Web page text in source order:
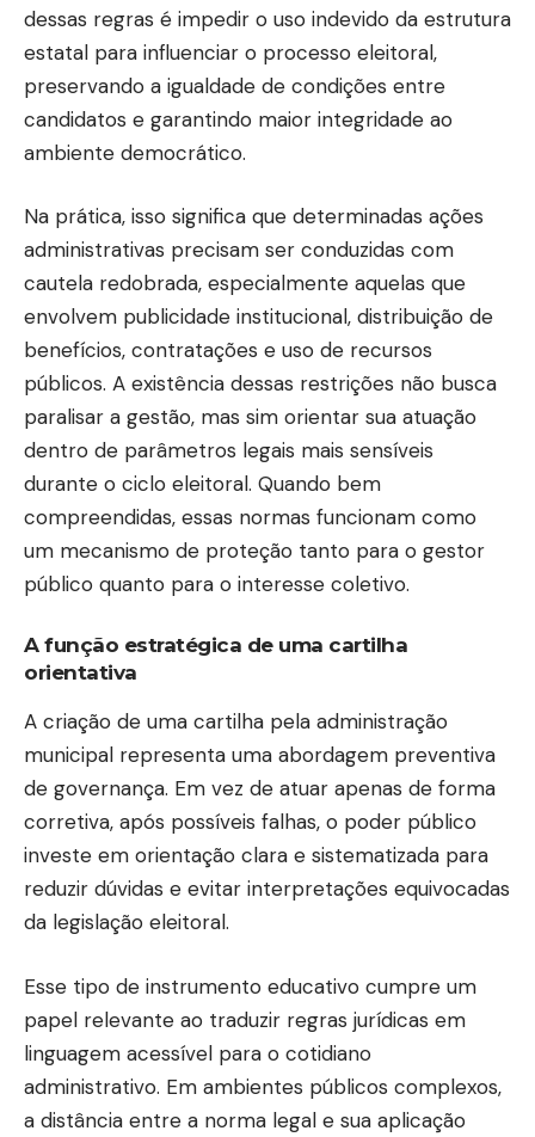
dessas regras é impedir o uso indevido da estrutura
estatal para influenciar o processo eleitoral,
preservando a igualdade de condições entre
candidatos e garantindo maior integridade ao
ambiente democrático.
Na prática, isso significa que determinadas ações
administrativas precisam ser conduzidas com
cautela redobrada, especialmente aquelas que
envolvem publicidade institucional, distribuição de
benefícios, contratações e uso de recursos
públicos. A existência dessas restrições não busca
paralisar a gestão, mas sim orientar sua atuação
dentro de parâmetros legais mais sensíveis
durante o ciclo eleitoral. Quando bem
compreendidas, essas normas funcionam como
um mecanismo de proteção tanto para o gestor
público quanto para o interesse coletivo.
A função estratégica de uma cartilha
orientativa
A criação de uma cartilha pela administração
municipal representa uma abordagem preventiva
de governança. Em vez de atuar apenas de forma
corretiva, após possíveis falhas, o poder público
investe em orientação clara e sistematizada para
reduzir dúvidas e evitar interpretações equivocadas
da legislação eleitoral.
Esse tipo de instrumento educativo cumpre um
papel relevante ao traduzir regras jurídicas em
linguagem acessível para o cotidiano
administrativo. Em ambientes públicos complexos,
a distância entre a norma legal e sua aplicação